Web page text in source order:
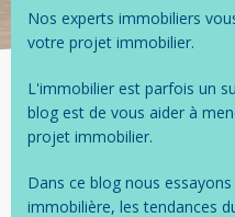
Nos experts immobiliers
votre projet immobilier.
L'immobilier est parfois un
blog est de vous aider à
projet immobilier.
Dans ce blog nous
immobilière, les tendances